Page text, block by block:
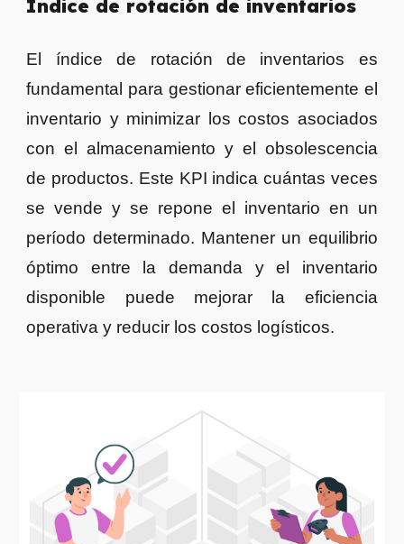
Índice de rotación de inventarios
El índice de rotación de inventarios es
fundamental para gestionar eficientemente el
inventario y minimizar los costos asociados
con el almacenamiento y el obsolescencia
de productos. Este KPI indica cuántas veces
se vende y se repone el inventario en un
período determinado. Mantener un equilibrio
óptimo entre la demanda y el inventario
disponible puede mejorar la eficiencia
operativa y reducir los costos logísticos.